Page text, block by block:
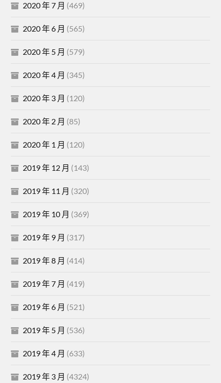
2020 年 7 月 (469)
2020 年 6 月 (565)
2020 年 5 月 (579)
2020 年 4 月 (345)
2020 年 3 月 (120)
2020 年 2 月 (85)
2020 年 1 月 (120)
2019 年 12 月 (143)
2019 年 11 月 (320)
2019 年 10 月 (369)
2019 年 9 月 (317)
2019 年 8 月 (414)
2019 年 7 月 (419)
2019 年 6 月 (521)
2019 年 5 月 (536)
2019 年 4 月 (633)
2019 年 3 月 (4324)